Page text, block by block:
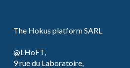
The Hokus platform SARL
@LHoFT,
9 rue du Laboratoire,